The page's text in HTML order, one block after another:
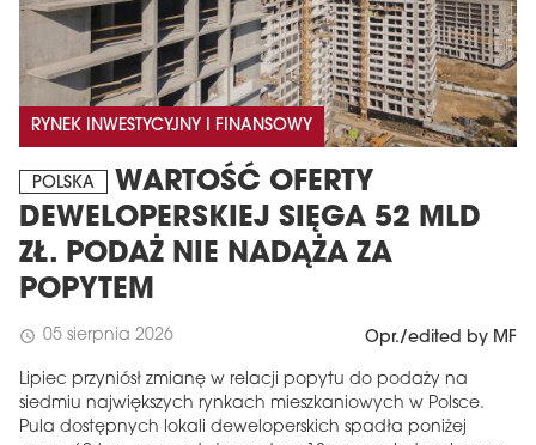
RYNEK INWESTYCYJNY I FINANSOWY
POLSKA
WARTOŚĆ OFERTY
DEWELOPERSKIEJ SIĘGA 52 MLD
ZŁ. PODAŻ NIE NADĄŻA ZA
POPYTEM
schedule 05 sierpnia 2026 Opr./edited by MF
Lipiec przyniósł zmianę w relacji popytu do podaży na
siedmiu największych rynkach mieszkaniowych w Polsce.
Pula dostępnych lokali deweloperskich spadła poniżej
MAGAZYN
Wydanie 6 (308)
CZERWIEC 2026
Więcej w tym wydaniu
arrow_forward
Zamów teraz!